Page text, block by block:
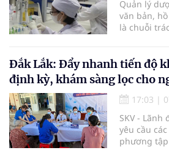
Quản lý
văn bản,
là chuỗi
bệnh...
chuẩn hóa,
nhập quốc
người dân
chất
Đắk Lắk: Đẩy nhanh tiến độ
định kỳ, khám sàng lọc cho
17:03 |
SKV - Lãnh
yêu cầu
phương